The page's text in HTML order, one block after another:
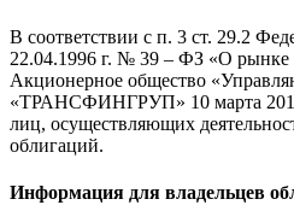
В соответствии с п. 3 ст. 29.2
22.04.1996 г. № 39 – ФЗ «О рынке
Акционерное общество
«ТРАНСФИНГРУП» 10 марта
лиц, осуществляющих
облигаций.
Информация для владельцев